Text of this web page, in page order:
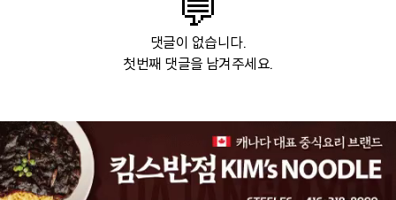
댓글이 없습니다.
첫번째 댓글을 남겨주세요.